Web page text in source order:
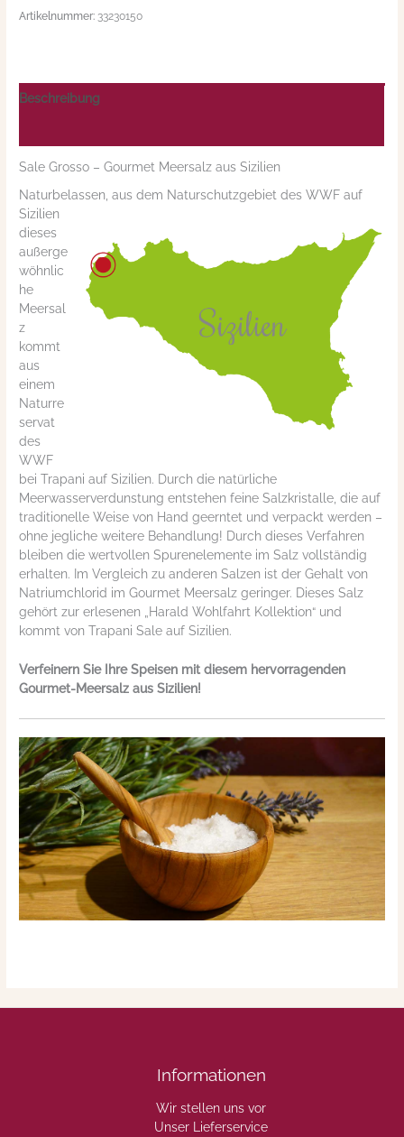
Artikelnummer: 33230150
Beschreibung
Sale Grosso – Gourmet Meersalz aus Sizilien
Naturbelassen, aus dem Naturschutzgebiet des WWF auf
Sizilien
dieses
außerge
wöhnlic
he
Meersal
z
kommt
aus
einem
Naturre
servat
des
WWF
bei Trapani auf Sizilien. Durch die natürliche
Meerwasserverdunstung entstehen feine Salzkristalle, die auf
traditionelle Weise von Hand geerntet und verpackt werden –
ohne jegliche weitere Behandlung! Durch dieses Verfahren
bleiben die wertvollen Spurenelemente im Salz vollständig
erhalten. Im Vergleich zu anderen Salzen ist der Gehalt von
Natriumchlorid im Gourmet Meersalz geringer. Dieses Salz
gehört zur erlesenen „Harald Wohlfahrt Kollektion“ und
kommt von Trapani Sale auf Sizilien.
Verfeinern Sie Ihre Speisen mit diesem hervorragenden
Gourmet-Meersalz aus Sizilien!
Informationen
Wir stellen uns vor
Unser Lieferservice